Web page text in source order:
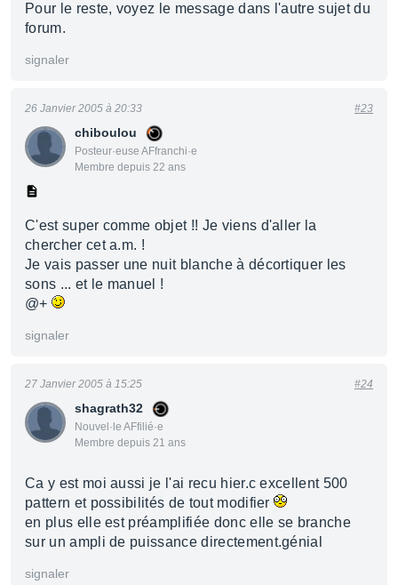
Pour le reste, voyez le message dans l'autre sujet du
forum.
signaler
chiboulou
Posteur·euse AFfranchi·e
Membre depuis 22 ans
26 Janvier 2005 à 20:33 #23
C'est super comme objet !! Je viens d'aller la
chercher cet a.m. !
Je vais passer une nuit blanche à décortiquer les
sons ... et le manuel !
@+
signaler
shagrath32
Nouvel·le AFfilié·e
Membre depuis 21 ans
27 Janvier 2005 à 15:25 #24
Ca y est moi aussi je l'ai recu hier.c excellent 500
pattern et possibilités de tout modifier
en plus elle est préamplifiée donc elle se branche
sur un ampli de puissance directement.génial
signaler